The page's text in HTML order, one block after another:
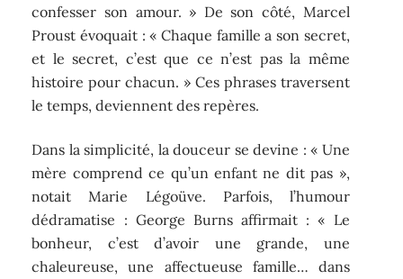
confesser son amour. » De son côté, Marcel
Proust évoquait : « Chaque famille a son secret,
et le secret, c’est que ce n’est pas la même
histoire pour chacun. » Ces phrases traversent
le temps, deviennent des repères.
Dans la simplicité, la douceur se devine : « Une
mère comprend ce qu’un enfant ne dit pas »,
notait Marie Légoüve. Parfois, l’humour
dédramatise : George Burns affirmait : « Le
bonheur, c’est d’avoir une grande, une
chaleureuse, une affectueuse famille… dans